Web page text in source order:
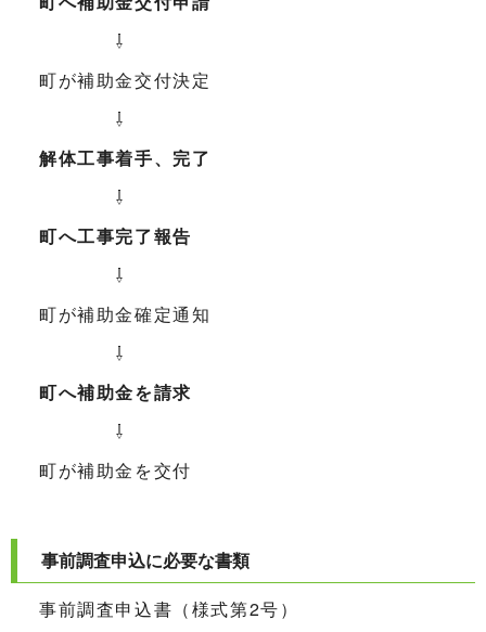
⇩
町が補助金交付決定
⇩
解体工事着手、完了
⇩
町へ工事完了報告
⇩
町が補助金確定通知
⇩
町へ補助金を請求
⇩
町が補助金を交付
事前調査申込に必要な書類
事前調査申込書（様式第2号）